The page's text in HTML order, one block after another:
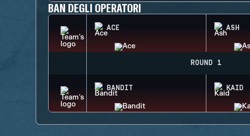
BAN DEGLI OPERATORI
ACE ASH
ROUND 1
BANDIT KAID